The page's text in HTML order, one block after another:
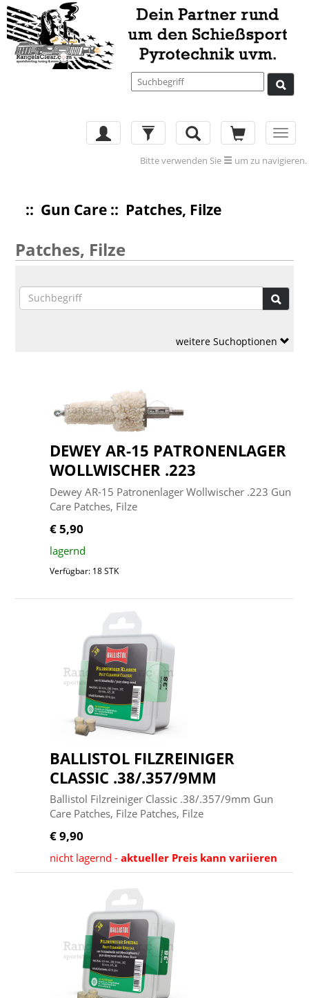
Bitte verwenden Sie um zu navigieren.
:: Gun Care :: Patches, Filze
Patches, Filze
weitere Suchoptionen
DEWEY AR-15 PATRONENLAGER
WOLLWISCHER .223
Dewey AR-15 Patronenlager Wollwischer .223 Gun
Care Patches, Filze
€ 5,90
lagernd
Verfügbar: 18 STK
BALLISTOL FILZREINIGER
CLASSIC .38/.357/9MM
Ballistol Filzreiniger Classic .38/.357/9mm Gun
Care Patches, Filze Patches, Filze
€ 9,90
nicht lagernd -aktueller Preis kann variieren